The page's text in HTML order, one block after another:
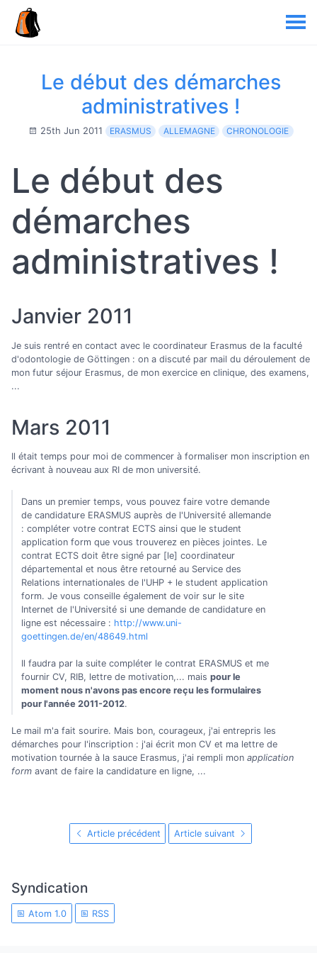
Le début des démarches
administratives !
25th Jun 2011 ERASMUS ALLEMAGNE CHRONOLOGIE
Le début des
démarches
administratives !
Janvier 2011
Je suis rentré en contact avec le coordinateur Erasmus de la faculté
d'odontologie de Göttingen : on a discuté par mail du déroulement de
mon futur séjour Erasmus, de mon exercice en clinique, des examens,
...
Mars 2011
Il était temps pour moi de commencer à formaliser mon inscription en
écrivant à nouveau aux RI de mon université.
Dans un premier temps, vous pouvez faire votre demande
de candidature ERASMUS auprès de l'Université allemande
: compléter votre contrat ECTS ainsi que le student
application form que vous trouverez en pièces jointes. Le
contrat ECTS doit être signé par [le] coordinateur
départemental et nous être retourné au Service des
Relations internationales de l'UHP + le student application
form. Je vous conseille également de voir sur le site
Internet de l'Université si une demande de candidature en
ligne est nécessaire : http://www.uni-
goettingen.de/en/48649.html
Il faudra par la suite compléter le contrat ERASMUS et me
fournir CV, RIB, lettre de motivation,... maispour le
moment nous n'avons pas encore reçu les formulaires
pour l'année 2011-2012.
Le mail m'a fait sourire. Mais bon, courageux, j'ai entrepris les
démarches pour l'inscription : j'ai écrit mon CV et ma lettre de
motivation tournée à la sauce Erasmus, j'ai rempli mon application
form avant de faire la candidature en ligne, ...
Article précédent Article suivant
Syndication
Atom 1.0 RSS